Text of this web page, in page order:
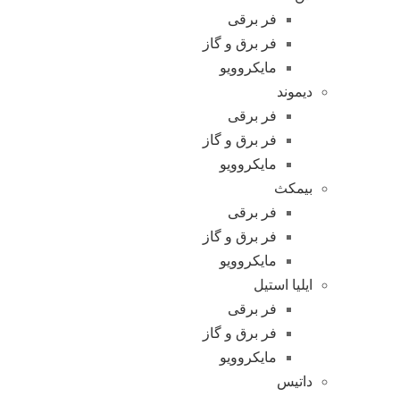
فر برقی
فر برق و گاز
مایکروویو
دیموند
فر برقی
فر برق و گاز
مایکروویو
بیمکث
فر برقی
فر برق و گاز
مایکروویو
ایلیا استیل
فر برقی
فر برق و گاز
مایکروویو
داتیس